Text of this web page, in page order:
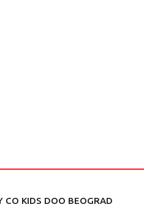
CO KIDS DOO BEOGRAD